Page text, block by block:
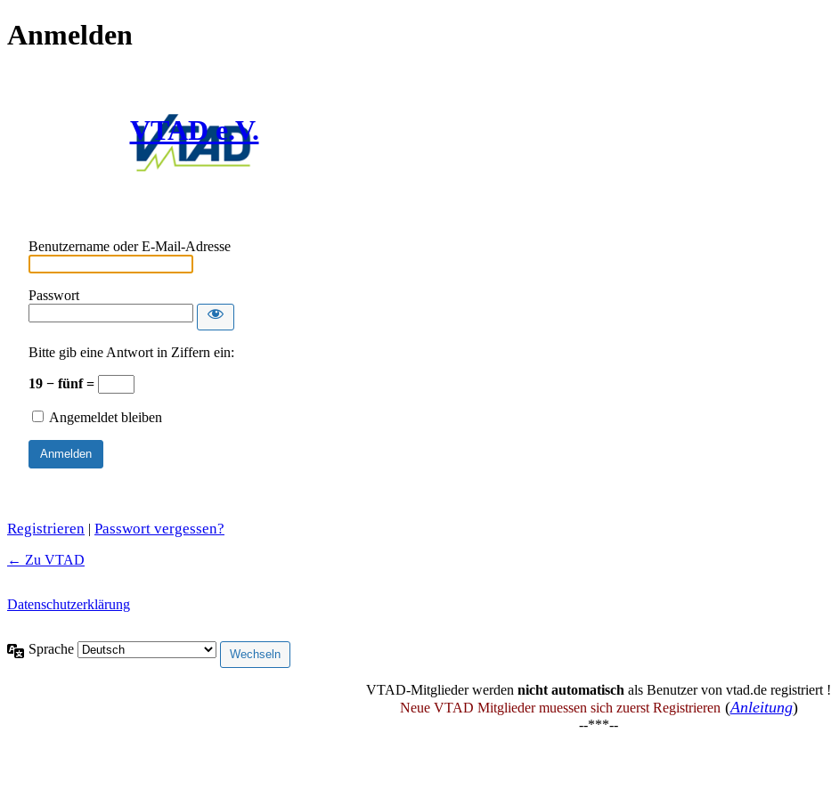
Anmelden
VTAD e.V.
Benutzername oder E-Mail-Adresse
Passwort
Bitte gib eine Antwort in Ziffern ein:
19 − fünf =
Angemeldet bleiben
Registrieren | Passwort vergessen?
← Zu VTAD
Datenschutzerklärung
Sprache
VTAD-Mitglieder werden nicht automatisch als Benutzer von vtad.de registriert !
Neue VTAD Mitglieder muessen sich zuerst Registrieren(Anleitung)
--***--